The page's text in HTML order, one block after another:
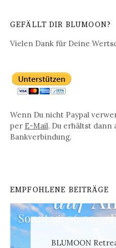
GEFÄLLT DIR BLUMOON?
Vielen Dank für Deine
Wenn Du nicht Paypal
per E-Mail. Du erhältst dann
Bankverbindung.
EMPFOHLENE BEITRÄGE
BLUMOON